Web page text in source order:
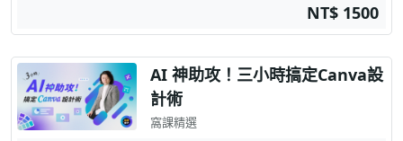
NT$ 1500
AI 神助攻！三小時搞定Canva設
計術
窩課精選